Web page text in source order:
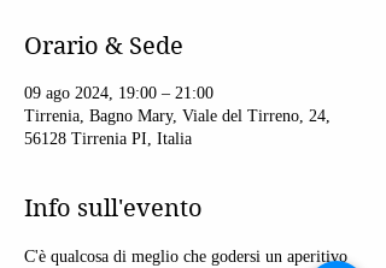
Orario & Sede
09 ago 2024, 19:00 – 21:00
Tirrenia, Bagno Mary, Viale del Tirreno, 24,
56128 Tirrenia PI, Italia
Info sull'evento
C'è qualcosa di meglio che godersi un aperitivo